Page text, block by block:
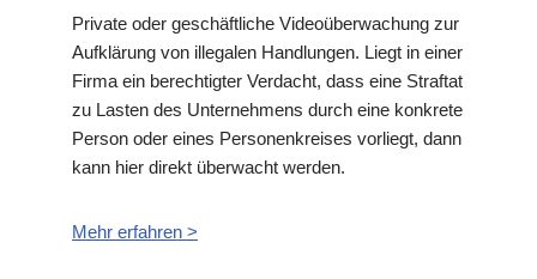
Private oder geschäftliche Videoüberwachung zur
Aufklärung von illegalen Handlungen. Liegt in einer
Firma ein berechtigter Verdacht, dass eine Straftat
zu Lasten des Unternehmens durch eine konkrete
Person oder eines Personenkreises vorliegt, dann
kann hier direkt überwacht werden.
Mehr erfahren >